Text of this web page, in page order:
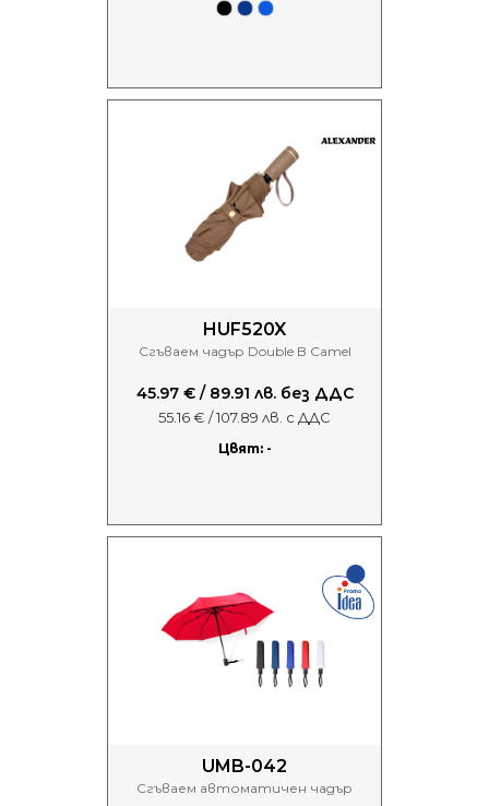
HUF520X
Сгъваем чадър Double B Camel
45.97 € / 89.91 лв. без ДДС
55.16 € / 107.89 лв. с ДДС
Цвят: -
UMB-042
Сгъваем автоматичен чадър